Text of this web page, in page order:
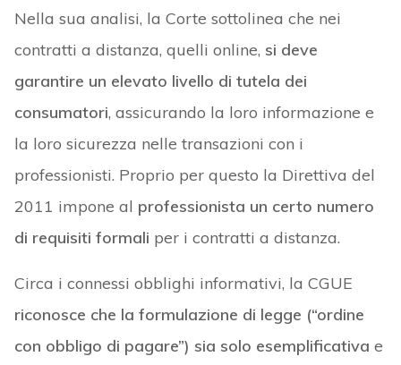
Nella sua analisi, la Corte sottolinea che nei
contratti a distanza, quelli online, si deve
garantire un elevato livello di tutela dei
consumatori, assicurando la loro informazione e
la loro sicurezza nelle transazioni con i
professionisti. Proprio per questo la Direttiva del
2011 impone al professionista un certo numero
di requisiti formali per i contratti a distanza.
Circa i connessi obblighi informativi, la CGUE
riconosce che la formulazione di legge (“ordine
con obbligo di pagare”) sia solo esemplificativa e